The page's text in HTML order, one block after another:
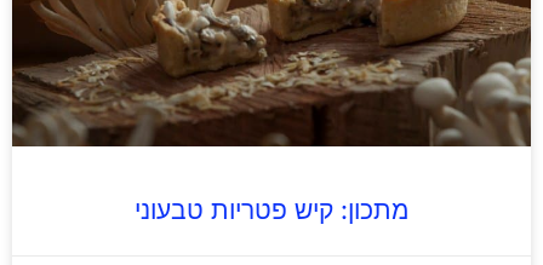
מתכון: קיש פטריות טבעוני